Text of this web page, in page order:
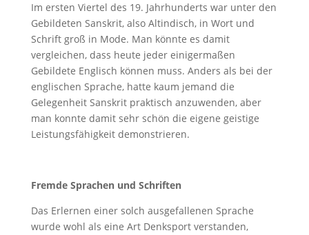
Im ersten Viertel des 19. Jahrhunderts war unter den
Gebildeten Sanskrit, also Altindisch, in Wort und
Schrift groß in Mode. Man könnte es damit
vergleichen, dass heute jeder einigermaßen
Gebildete Englisch können muss. Anders als bei der
englischen Sprache, hatte kaum jemand die
Gelegenheit Sanskrit praktisch anzuwenden, aber
man konnte damit sehr schön die eigene geistige
Leistungsfähigkeit demonstrieren.
Fremde Sprachen und Schriften
Das Erlernen einer solch ausgefallenen Sprache
wurde wohl als eine Art Denksport verstanden,